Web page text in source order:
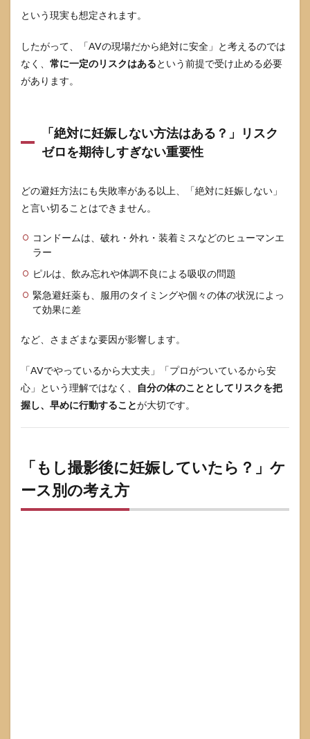
理・
条項
など
の読
み
女優
出
産・
子育
偏見
と現
元AV
女優
ンタ
ビュ
ら見
え
結
思い
「AV
女優の
という現実も想定されます。
したがって、「AVの現場だから絶対に安全」と考えるのでは
なく、 常に一定のリスクはあるという前提で受け止める必要
があります。
「絶対に妊娠しない方法はある？」リスク
ゼロを期待しすぎない重要性
どの避妊方法にも失敗率がある以上、「絶対に妊娠しない」
と言い切ることはできません。
コンドームは、破れ・外れ・装着ミスなどのヒューマンエ
ラー
ピルは、飲み忘れや体調不良による吸収の問題
緊急避妊薬も、服用のタイミングや個々の体の状況によっ
て効果に差
など、さまざまな要因が影響します。
「AVでやっているから大丈夫」「プロがついているから安
心」という理解ではなく、
自分の体のこととしてリスクを把
握し、早めに行動することが大切です。
「もし撮影後に妊娠していたら？」ケ
ース別の考え方